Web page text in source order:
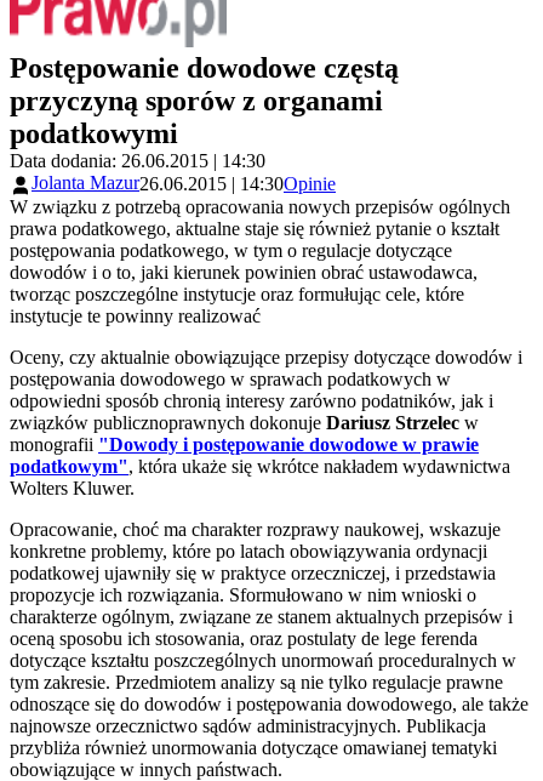
Postępowanie dowodowe częstą
przyczyną sporów z organami
podatkowymi
Data dodania: 26.06.2015 | 14:30
Jolanta Mazur26.06.2015 | 14:30Opinie
W związku z potrzebą opracowania nowych przepisów ogólnych
prawa podatkowego, aktualne staje się również pytanie o kształt
postępowania podatkowego, w tym o regulacje dotyczące
dowodów i o to, jaki kierunek powinien obrać ustawodawca,
tworząc poszczególne instytucje oraz formułując cele, które
instytucje te powinny realizować
Oceny, czy aktualnie obowiązujące przepisy dotyczące dowodów i
postępowania dowodowego w sprawach podatkowych w
odpowiedni sposób chronią interesy zarówno podatników, jak i
związków publicznoprawnych dokonuje Dariusz Strzelec w
monografii "Dowody i postępowanie dowodowe w prawie
podatkowym", która ukaże się wkrótce nakładem wydawnictwa
Wolters Kluwer.
Opracowanie, choć ma charakter rozprawy naukowej, wskazuje
konkretne problemy, które po latach obowiązywania ordynacji
podatkowej ujawniły się w praktyce orzeczniczej, i przedstawia
propozycje ich rozwiązania. Sformułowano w nim wnioski o
charakterze ogólnym, związane ze stanem aktualnych przepisów i
oceną sposobu ich stosowania, oraz postulaty de lege ferenda
dotyczące kształtu poszczególnych unormowań proceduralnych w
tym zakresie. Przedmiotem analizy są nie tylko regulacje prawne
odnoszące się do dowodów i postępowania dowodowego, ale także
najnowsze orzecznictwo sądów administracyjnych. Publikacja
przybliża również unormowania dotyczące omawianej tematyki
obowiązujące w innych państwach.